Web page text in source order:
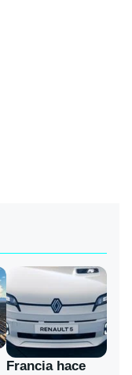
Francia hace